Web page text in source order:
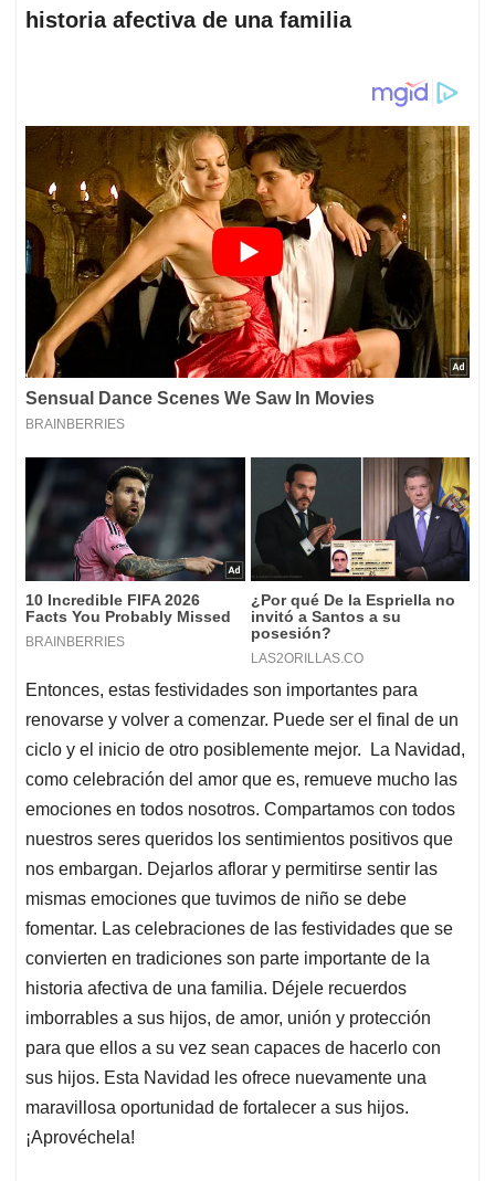
historia afectiva de una familia
Entonces, estas festividades son importantes para
renovarse y volver a comenzar. Puede ser el final de un
ciclo y el inicio de otro posiblemente mejor. La Navidad,
como celebración del amor que es, remueve mucho las
emociones en todos nosotros. Compartamos con todos
nuestros seres queridos los sentimientos positivos que
nos embargan. Dejarlos aflorar y permitirse sentir las
mismas emociones que tuvimos de niño se debe
fomentar. Las celebraciones de las festividades que se
convierten en tradiciones son parte importante de la
historia afectiva de una familia. Déjele recuerdos
imborrables a sus hijos, de amor, unión y protección
para que ellos a su vez sean capaces de hacerlo con
sus hijos. Esta Navidad les ofrece nuevamente una
maravillosa oportunidad de fortalecer a sus hijos.
¡Aprovéchela!